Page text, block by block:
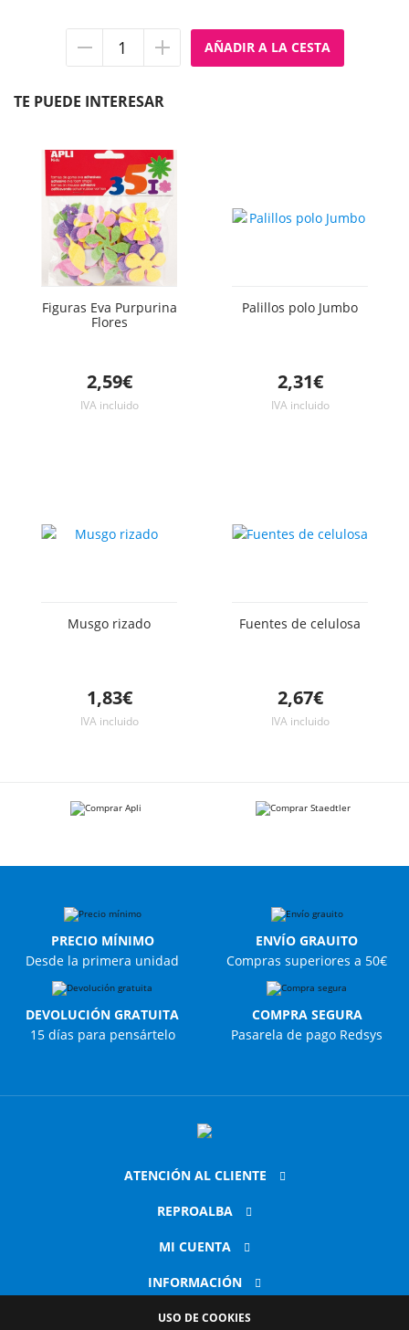
TE PUEDE INTERESAR
Figuras Eva Purpurina
Flores
2,59€
IVA incluido
Palillos polo Jumbo
2,31€
IVA incluido
Musgo rizado
1,83€
IVA incluido
Fuentes de celulosa
2,67€
IVA incluido
PRECIO MÍNIMO
Desde la primera unidad
ENVÍO GRAUITO
Compras superiores a 50€
DEVOLUCIÓN GRATUITA
15 días para pensártelo
COMPRA SEGURA
Pasarela de pago Redsys
ATENCIÓN AL CLIENTE
REPROALBA
MI CUENTA
INFORMACIÓN
USO DE COOKIES